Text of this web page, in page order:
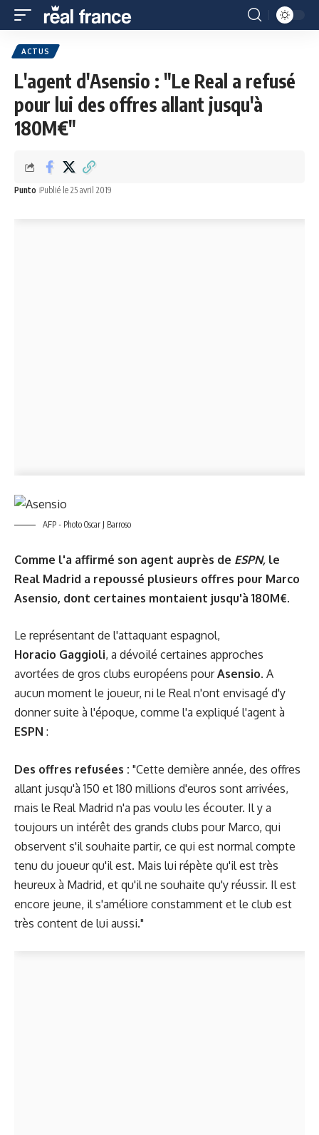
ACTUS
L'agent d'Asensio : "Le Real a refusé
pour lui des offres allant jusqu'à
180M€"
Punto Publié le 25 avril 2019
AFP - Photo Oscar J Barroso
Comme l'a affirmé son agent auprès de ESPN, le
Real Madrid a repoussé plusieurs offres pour Marco
Asensio, dont certaines montaient jusqu'à 180M€.
Le représentant de l'attaquant espagnol,
Horacio Gaggioli, a dévoilé certaines approches
avortées de gros clubs européens pourAsensio. A
aucun moment le joueur, ni le Real n'ont envisagé d'y
donner suite à l'époque, comme l'a expliqué l'agent à
ESPN :
Des offres refusées : "Cette dernière année, des offres
allant jusqu'à 150 et 180 millions d'euros sont arrivées,
mais le Real Madrid n'a pas voulu les écouter. Il y a
toujours un intérêt des grands clubs pour Marco, qui
observent s'il souhaite partir, ce qui est normal compte
tenu du joueur qu'il est. Mais lui répète qu'il est très
heureux à Madrid, et qu'il ne souhaite qu'y réussir. Il est
encore jeune, il s'améliore constamment et le club est
très content de lui aussi."